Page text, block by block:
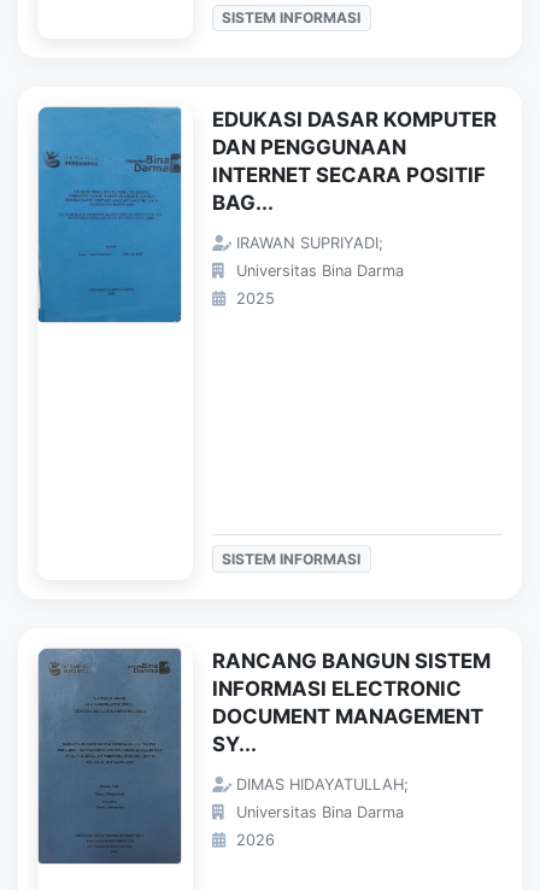
SISTEM INFORMASI
EDUKASI DASAR KOMPUTER
DAN PENGGUNAAN
INTERNET SECARA POSITIF
BAG...
IRAWAN SUPRIYADI;
Universitas Bina Darma
2025
SISTEM INFORMASI
RANCANG BANGUN SISTEM
INFORMASI ELECTRONIC
DOCUMENT MANAGEMENT
SY...
DIMAS HIDAYATULLAH;
Universitas Bina Darma
2026